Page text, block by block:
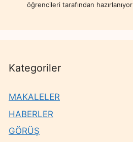
öğrencileri tarafından hazırlanıyor
Kategoriler
MAKALELER
HABERLER
GÖRÜŞ